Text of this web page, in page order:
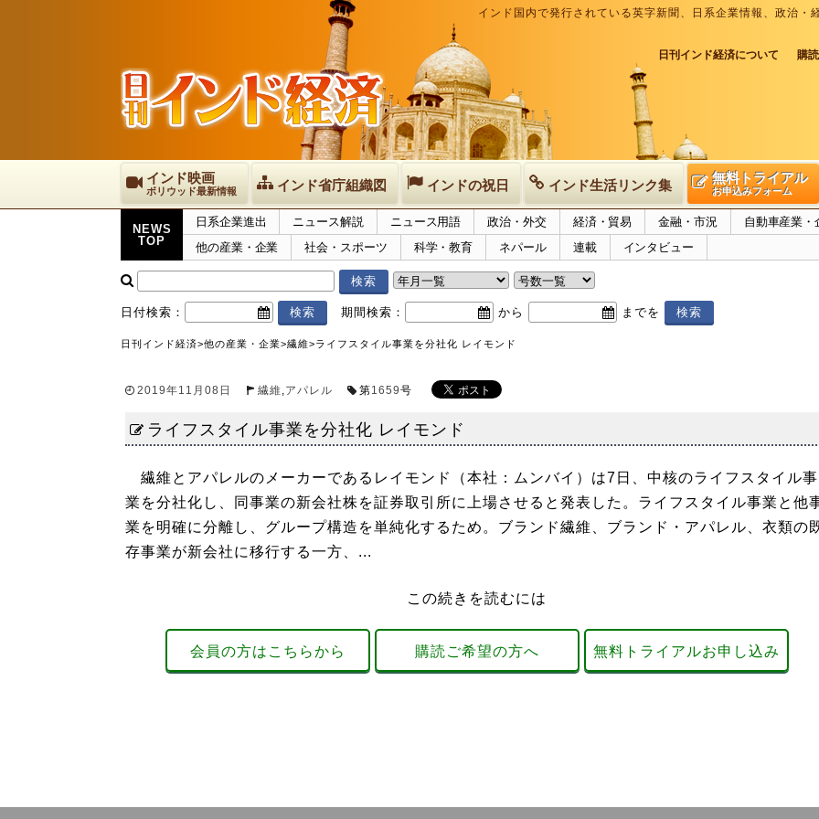
インド国内で発行されている英字新聞、日系企業情報、政治
日刊インド経済について 購
インド映画
ボリウッド最新情報 インド省庁組織図 インドの祝日 インド生活リンク集 無料トライアル
お申込みフォーム
NEWS
TOP
日系企業進出 ニュース解説 ニュース用語 政治・外交 経済・貿易 金融・市況
自動車産業・
他の産業・企業
社会・スポーツ 科学・教育 ネパール 連載 インタビュー
日付検索： 期間検索： から までを
日刊インド経済>他の産業・企業>繊維>ライフスタイル事業を分社化 レイモンド
2019年11月08日 繊維,アパレル 第1659号
ライフスタイル事業を分社化 レイモンド
繊維とアパレルのメーカーであるレイモンド（本社：ムンバイ）は7日、中核のライフスタイル事
業を分社化し、同事業の新会社株を証券取引所に上場させると発表した。ライフスタイル事業と他
業を明確に分離し、グループ構造を単純化するため。ブランド繊維、ブランド・アパレル、衣類の
存事業が新会社に移行する一方、...
この続きを読むには
会員の方はこちらから 購読ご希望の方へ 無料トライアルお申し込み